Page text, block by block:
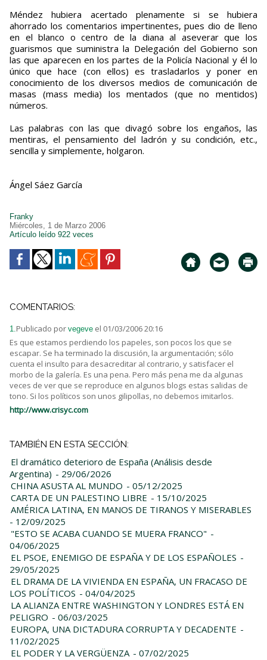
Méndez hubiera acertado plenamente si se hubiera
ahorrado los comentarios impertinentes, pues dio de lleno
en el blanco o centro de la diana al aseverar que los
guarismos que suministra la Delegación del Gobierno son
las que aparecen en los partes de la Policía Nacional y él lo
único que hace (con ellos) es trasladarlos y poner en
conocimiento de los diversos medios de comunicación de
masas (mass media) los mentados (que no mentidos)
números.
Las palabras con las que divagó sobre los engaños, las
mentiras, el pensamiento del ladrón y su condición, etc.,
sencilla y simplemente, holgaron.
Ángel Sáez García
Franky
Miércoles, 1 de Marzo 2006
Artículo leído 922 veces
COMENTARIOS:
1.Publicado por vegeve el 01/03/2006 20:16
Es que estamos perdiendo los papeles, son pocos los que se
escapar. Se ha terminado la discusión, la argumentación; sólo
cuenta el insulto para desacreditar al contrario, y satisfacer el
morbo de la galería. Es una pena. Pero más pena me da algunas
veces de ver que se reproduce en algunos blogs estas salidas de
tono. Si los políticos son unos gilipollas, no debemos imitarlos.
http://www.crisyc.com
TAMBIÉN EN ESTA SECCIÓN:
El dramático deterioro de España (Análisis desde
Argentina) - 29/06/2026
CHINA ASUSTA AL MUNDO - 05/12/2025
CARTA DE UN PALESTINO LIBRE - 15/10/2025
AMÉRICA LATINA, EN MANOS DE TIRANOS Y MISERABLES
- 12/09/2025
"ESTO SE ACABA CUANDO SE MUERA FRANCO" -
04/06/2025
EL PSOE, ENEMIGO DE ESPAÑA Y DE LOS ESPAÑOLES -
29/05/2025
EL DRAMA DE LA VIVIENDA EN ESPAÑA, UN FRACASO DE
LOS POLÍTICOS - 04/04/2025
LA ALIANZA ENTRE WASHINGTON Y LONDRES ESTÁ EN
PELIGRO - 06/03/2025
EUROPA, UNA DICTADURA CORRUPTA Y DECADENTE -
11/02/2025
EL PODER Y LA VERGÜENZA - 07/02/2025